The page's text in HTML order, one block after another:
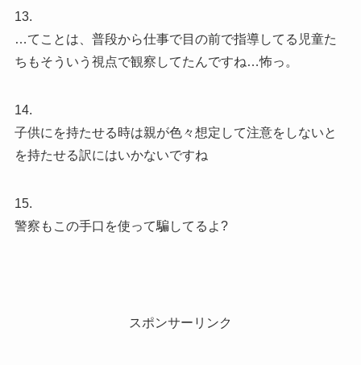
13.
…てことは、普段から仕事で目の前で指導してる児童た
ちもそういう視点で観察してたんですね…怖っ。
14.
子供にを持たせる時は親が色々想定して注意をしないと
を持たせる訳にはいかないですね
15.
警察もこの手口を使って騙してるよ?
スポンサーリンク